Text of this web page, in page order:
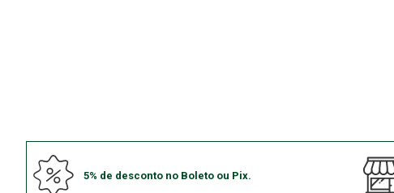
5% de desconto no Boleto ou Pix.